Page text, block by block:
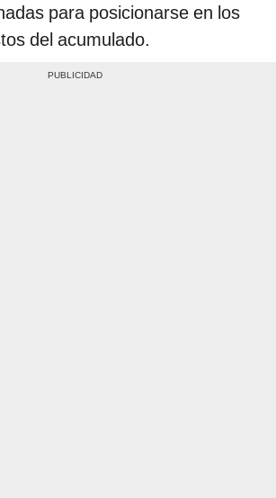
para posicionarse en los
del acumulado.